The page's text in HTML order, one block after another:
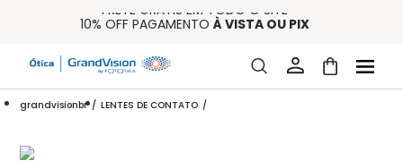
FRETE GRÁTIS EM TODO O SITE
10% OFF PAGAMENTO À VISTA OU PIX
15% OFF NA PRIMEIRA COMPRA (CONSULTE REGULAMENTO)
32% OFF NO COMBO - CONS. REG.
grandvisionbr LENTES DE CONTATO